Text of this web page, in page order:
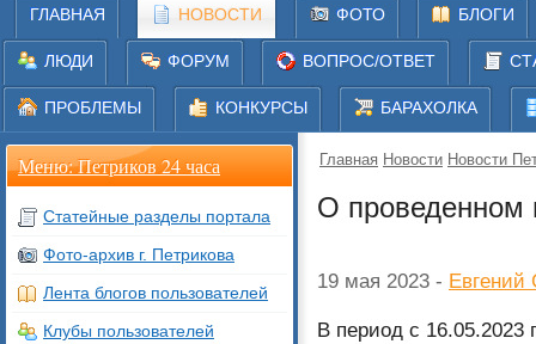
ГЛАВНАЯ НОВОСТИ ФОТО БЛОГИ
ЛЮДИ ФОРУМ ВОПРОС/ОТВЕТ
ПРОБЛЕМЫ КОНКУРСЫ БАРАХОЛКА
Главная Новости Новости
О проведенном
19 мая 2023 - Евгений
В период с 16.05.2023
Меню: Петриков 24 часа
Статейные разделы портала
Фото-архив г. Петрикова
Лента блогов пользователей
Клубы пользователей